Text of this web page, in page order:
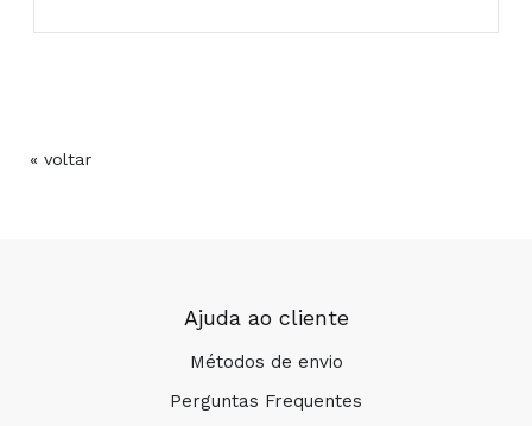
« voltar
Ajuda ao cliente
Métodos de envio
Perguntas Frequentes